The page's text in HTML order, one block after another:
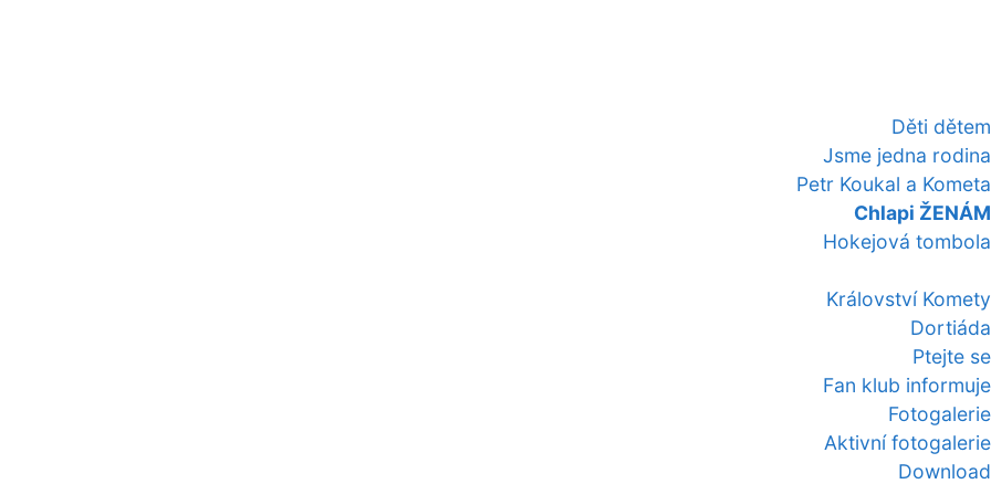
Děti dětem
Jsme jedna rodina
Petr Koukal a Kometa
Chlapi ŽENÁM
Hokejová tombola
Království Komety
Dortiáda
Ptejte se
Fan klub informuje
Fotogalerie
Aktivní fotogalerie
Download